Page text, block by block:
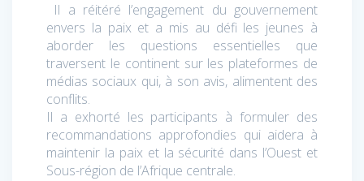
Il a réitéré l’engagement du gouvernement
envers la paix et a mis au défi les jeunes à
aborder les questions essentielles que
traversent le continent sur les plateformes de
médias sociaux qui, à son avis, alimentent des
conflits.
Il a exhorté les participants à formuler des
recommandations approfondies qui aidera à
maintenir la paix et la sécurité dans l’Ouest et
Sous-région de l’Afrique centrale.